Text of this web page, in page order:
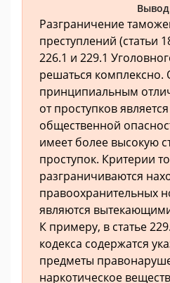
Вывод
Разграничение
преступлений (статьи
226.1 и 229.1
решаться
принципиальным
от проступков
общественной
имеет более высокую
проступок. Критерии
разграничиваются
правоохранительных
являются
К примеру, в статье
кодекса содержатся
предметы
наркотическое